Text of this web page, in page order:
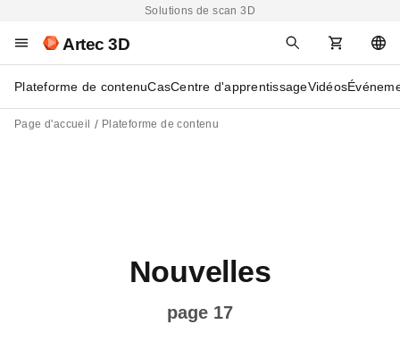
Solutions de scan 3D
Artec 3D
Plateforme de contenuCasCentre d'apprentissageVidéos
Page d'accueil Plateforme de contenu
Nouvelles
page 17